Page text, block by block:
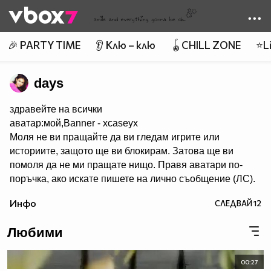
👾
🎉 PARTY TIME 👂 Клю – клю 🪀CHILL ZONE
days
здравейте на всички
аватар:мой,Banner - xcaseyx
Моля не ви пращайте да ви гледам игрите или
историите, защото ще ви блокирам. Затова ще ви
помоля да не ми пращате нищо. Правя аватари по-
поръчка, ако искате пишете на лично съобщение (ЛС).
каквото мога. Не участвам в конкурси. В сайта има
красиви профили. Също ,че се запознах с много добри
хора. Е СЕГА НЕЩО ЗА МЕН. Така обичам много,много
и много да правя аватари. Идоли - Селена Гомез и
Инфо СЛЕДВАЙ12
Любими
00:27